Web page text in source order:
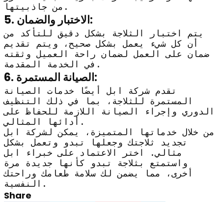
من جاذبيتها.
5. الاختبار والضمان:
يتم اختبار الثلاجة بشكل دقيق للتأكد من
أن كل شيء يعمل بشكل صحيح، ويتم تقديم
ضمان على العمل لضمان راحة العميل وثقته
في الخدمة المقدمة.
6. الصيانة المستمرة:
تقدم شركة ابل أيضًا خدمات الصيانة
المستمرة للثلاجة، بما في ذلك التنظيف
الدوري وإجراء الصيانة اللازمة للحفاظ على
أدائها المثالي.
من خلال خدماتها المتميزة، يمكن لشركة ابل
تجديد ثلاجتك وجعلها تبدو وتعمل بشكل
مثالي. اختر الاعتماد على خبراء ابل
واستمتع بثلاجة تبدو كأنها جديدة مرة
أخرى، مما يضمن لك سلامة طعامك وراحتك
النفسية.
Share